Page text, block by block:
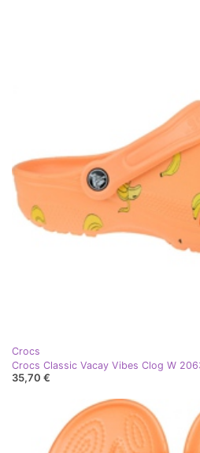
Crocs
Crocs Classic Vacay Vibes Clog W
35,70 €